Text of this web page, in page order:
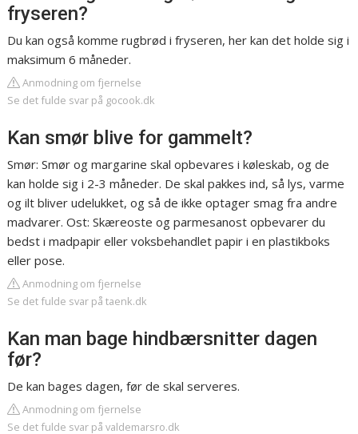
fryseren?
Du kan også komme rugbrød i fryseren, her kan det holde sig i
maksimum 6 måneder.
Anmodning om fjernelse
Se det fulde svar på gocook.dk
Kan smør blive for gammelt?
Smør: Smør og margarine skal opbevares i køleskab, og de
kan holde sig i 2-3 måneder. De skal pakkes ind, så lys, varme
og ilt bliver udelukket, og så de ikke optager smag fra andre
madvarer. Ost: Skæreoste og parmesanost opbevarer du
bedst i madpapir eller voksbehandlet papir i en plastikboks
eller pose.
Anmodning om fjernelse
Se det fulde svar på taenk.dk
Kan man bage hindbærsnitter dagen
før?
De kan bages dagen, før de skal serveres.
Anmodning om fjernelse
Se det fulde svar på valdemarsro.dk